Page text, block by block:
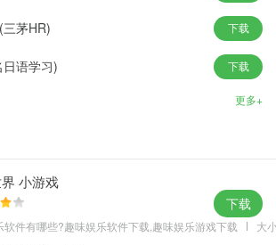
更多的人才，致力于让更多的人轻松的去考取
系，丰富全面的教辅资料，严格签署的保障协
茅HR) 下载
语学习) 下载
更多+
小游戏
软件有哪些?趣味娱乐软件下载,趣味娱乐游戏下载 大
下载